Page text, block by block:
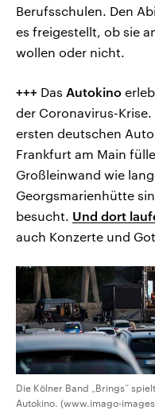
Berufsschulen. Den
es freigestellt, ob sie
wollen oder nicht.
+++ Das Autokino
der Coronavirus-
ersten deutschen
Frankfurt am Main
Großleinwand wie
Georgsmarienhütte
besucht. Und dort
auch Konzerte und
Die Kölner Band „Brings“
Autokino. (www.imago-